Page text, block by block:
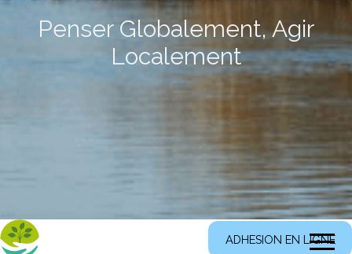
Penser Globalement, Agir
Localement
ADHESION EN LIGNE